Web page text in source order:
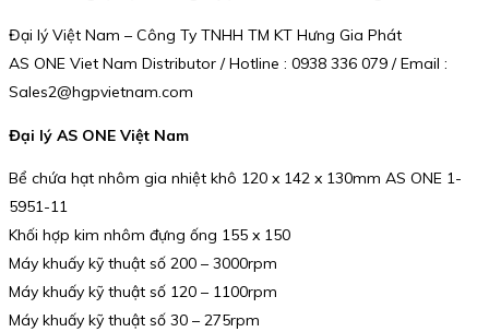
Đại lý Việt Nam – Công Ty TNHH TM KT Hưng Gia Phát
AS ONE Viet Nam Distributor / Hotline : 0938 336 079 / Email :
Sales2@hgpvietnam.com
Đại lý AS ONE Việt Nam
Bể chứa hạt nhôm gia nhiệt khô 120 x 142 x 130mm AS ONE 1-
5951-11
Khối hợp kim nhôm đựng ống 155 x 150
Máy khuấy kỹ thuật số 200 – 3000rpm
Máy khuấy kỹ thuật số 120 – 1100rpm
Máy khuấy kỹ thuật số 30 – 275rpm